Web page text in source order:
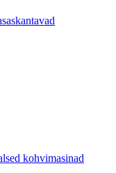
kohvimasinad